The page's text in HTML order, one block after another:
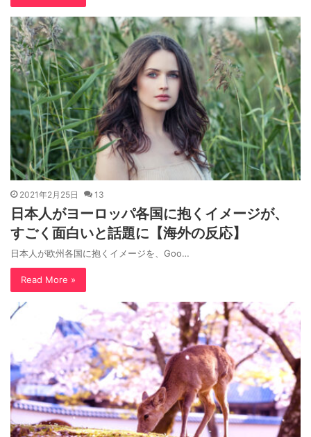
2021年2月25日 13
日本人がヨーロッパ各国に抱くイメージが、
すごく面白いと話題に【海外の反応】
日本人が欧州各国に抱くイメージを、Goo…
Read More »